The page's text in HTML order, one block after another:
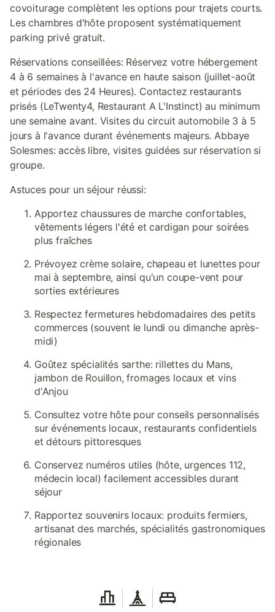
covoiturage complètent les options pour trajets courts.
Les chambres d'hôte proposent systématiquement
parking privé gratuit.
Réservations conseillées: Réservez votre hébergement
4 à 6 semaines à l'avance en haute saison (juillet-août
et périodes des 24 Heures). Contactez restaurants
prisés (LeTwenty4, Restaurant A L'Instinct) au minimum
une semaine avant. Visites du circuit automobile 3 à 5
jours à l'avance durant événements majeurs. Abbaye
Solesmes: accès libre, visites guidées sur réservation si
groupe.
Astuces pour un séjour réussi:
Apportez chaussures de marche confortables,
vêtements légers l'été et cardigan pour soirées
plus fraîches
Prévoyez crème solaire, chapeau et lunettes pour
mai à septembre, ainsi qu'un coupe-vent pour
sorties extérieures
Respectez fermetures hebdomadaires des petits
commerces (souvent le lundi ou dimanche après-
midi)
Goûtez spécialités sarthe: rillettes du Mans,
jambon de Rouillon, fromages locaux et vins
d'Anjou
Consultez votre hôte pour conseils personnalisés
sur événements locaux, restaurants confidentiels
et détours pittoresques
Conservez numéros utiles (hôte, urgences 112,
médecin local) facilement accessibles durant
séjour
Rapportez souvenirs locaux: produits fermiers,
artisanat des marchés, spécialités gastronomiques
régionales